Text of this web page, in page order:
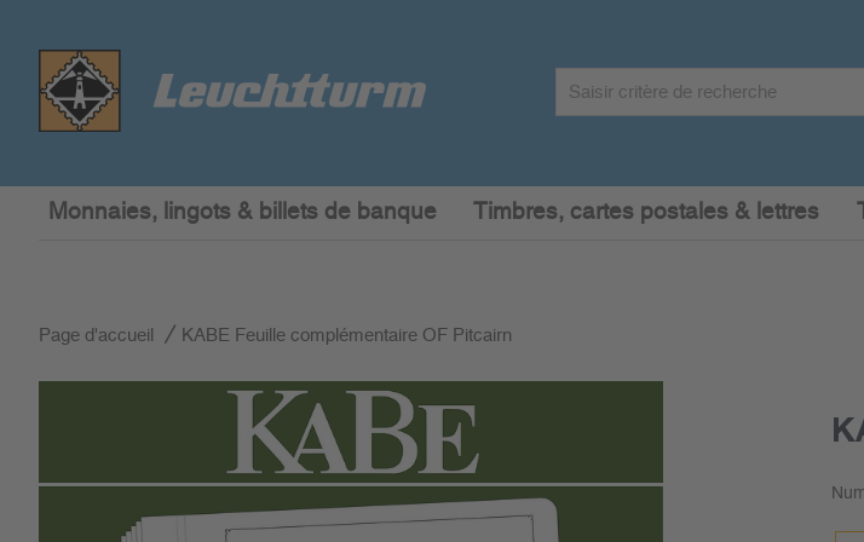
Monnaies, lingots & billets de banque Timbres, cartes postales & lettres
Page d'accueil KABE Feuille complémentaire OF Pitcairn